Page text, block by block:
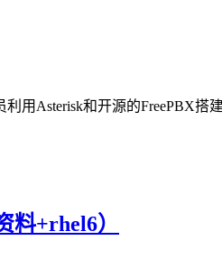
用Asterisk和开源的FreePBX
料+rhel6）